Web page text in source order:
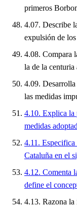
primeros
4.07. Describe
expulsión de los
4.08. Compara
la de la centuria
4.09.
las medidas
4.10. Explica la
medidas
4.11. Especifica
Cataluña en el
4.12. Comenta
define el
4.13. Razona la